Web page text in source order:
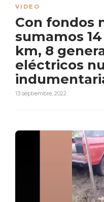
VIDEO
Con fondos
sumamos
km, 8
eléctricos
13 septiembre, 2022